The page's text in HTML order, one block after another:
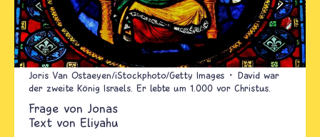
Joris Van Ostaeyen/iStockphoto/Getty Images
David war
der zweite König Israels. Er lebte um 1.000 vor Christus.
Jonas
Text von Eliyahu